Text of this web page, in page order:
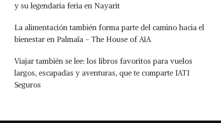
y su legendaria feria en Nayarit
La alimentación también forma parte del camino hacia el
bienestar en Palmaïa – The House of AïA
Viajar también se lee: los libros favoritos para vuelos
largos, escapadas y aventuras, que te comparte IATI
Seguros